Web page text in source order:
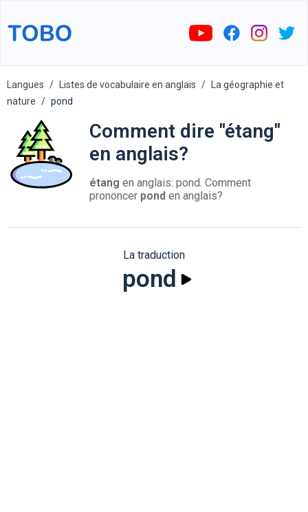
Langues Listes de vocabulaire en anglais
La géographie et
nature
pond
Comment dire "étang"
en anglais?
étang en anglais: pond. Comment
prononcer pond en anglais?
La traduction
pond